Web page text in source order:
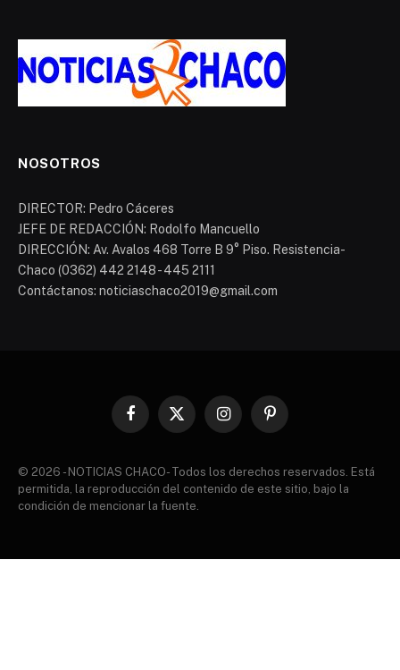
NOSOTROS
DIRECTOR: Pedro Cáceres
JEFE DE REDACCIÓN: Rodolfo Mancuello
DIRECCIÓN: Av. Avalos 468 Torre B 9° Piso. Resistencia-
Chaco (0362) 442 2148 - 445 2111
Contáctanos: noticiaschaco2019@gmail.com
Facebook
X
InstagramPinterest
© 2026 - NOTICIAS CHACO- Todos los derechos reservados. Está
permitida, la reproducción del contenido de este sitio, bajo la
condición de mencionar la fuente.